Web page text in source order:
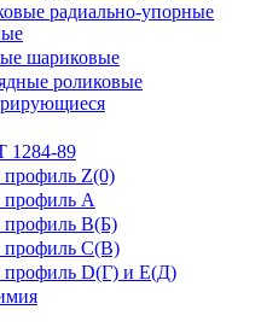
радиально-упорные
шариковые
роликовые
1284-89
Z(0)
А
профиль В(Б)
профиль С(В)
профиль D(Г) и E(Д)